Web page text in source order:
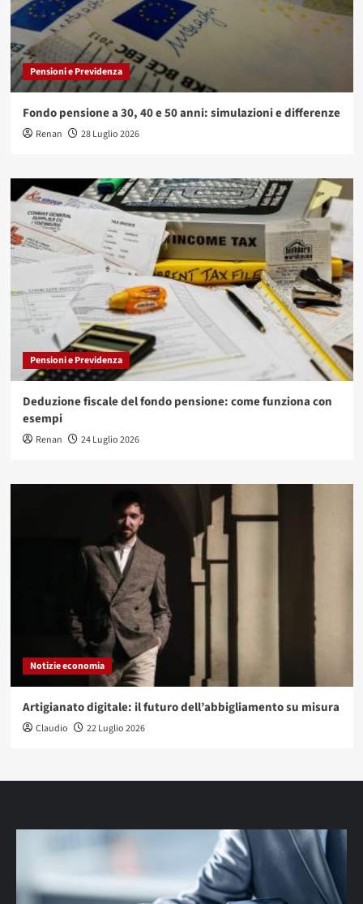
Pensioni e Previdenza
Fondo pensione a 30, 40 e 50 anni: simulazioni e differenze
Renan 28 Luglio 2026
Pensioni e Previdenza
Deduzione fiscale del fondo pensione: come funziona con
esempi
Renan 24 Luglio 2026
Notizie economia
Artigianato digitale: il futuro dell’abbigliamento su misura
Claudio 22 Luglio 2026